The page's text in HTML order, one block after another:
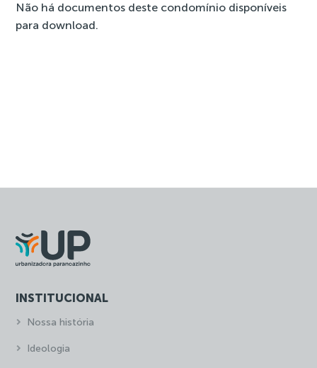
Não há documentos deste condomínio disponíveis
para download.
INSTITUCIONAL
Nossa história
Ideologia